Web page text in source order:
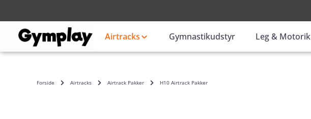
Airtracks Gymnastikudstyr Leg & Motorik
Forside Airtracks Airtrack Pakker H10 Airtrack Pakker